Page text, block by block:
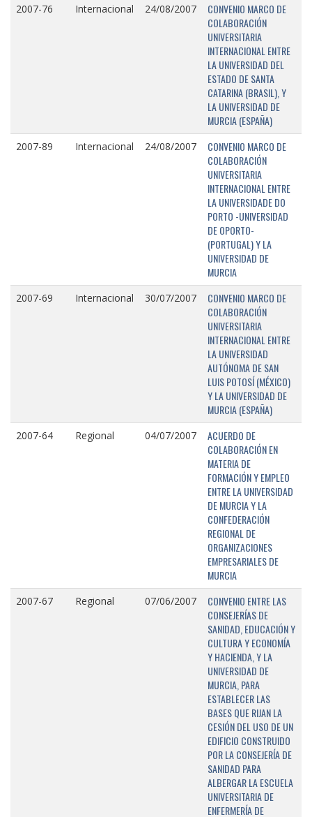
2007-76 Internacional 24/08/2007
CONVENIO MARCO DE
COLABORACIÓN
UNIVERSITARIA
INTERNACIONAL ENTRE
LA UNIVERSIDAD DEL
ESTADO DE SANTA
CATARINA (BRASIL), Y
LA UNIVERSIDAD DE
MURCIA (ESPAÑA)
2007-89 Internacional 24/08/2007
CONVENIO MARCO DE
COLABORACIÓN
UNIVERSITARIA
INTERNACIONAL ENTRE
LA UNIVERSIDADE DO
PORTO -UNIVERSIDAD
DE OPORTO-
(PORTUGAL) Y LA
UNIVERSIDAD DE
MURCIA
2007-69 Internacional 30/07/2007
CONVENIO MARCO DE
COLABORACIÓN
UNIVERSITARIA
INTERNACIONAL ENTRE
LA UNIVERSIDAD
AUTÓNOMA DE SAN
LUIS POTOSÍ (MÉXICO)
Y LA UNIVERSIDAD DE
MURCIA (ESPAÑA)
2007-64 Regional 04/07/2007
ACUERDO DE
COLABORACIÓN EN
MATERIA DE
FORMACIÓN Y EMPLEO
ENTRE LA UNIVERSIDAD
DE MURCIA Y LA
CONFEDERACIÓN
REGIONAL DE
ORGANIZACIONES
EMPRESARIALES DE
MURCIA
2007-67 Regional 07/06/2007
CONVENIO ENTRE LAS
CONSEJERÍAS DE
SANIDAD, EDUCACIÓN Y
CULTURA Y ECONOMÍA
Y HACIENDA, Y LA
UNIVERSIDAD DE
MURCIA, PARA
ESTABLECER LAS
BASES QUE RIJAN LA
CESIÓN DEL USO DE UN
EDIFICIO CONSTRUIDO
POR LA CONSEJERÍA DE
SANIDAD PARA
ALBERGAR LA ESCUELA
UNIVERSITARIA DE
ENFERMERÍA DE